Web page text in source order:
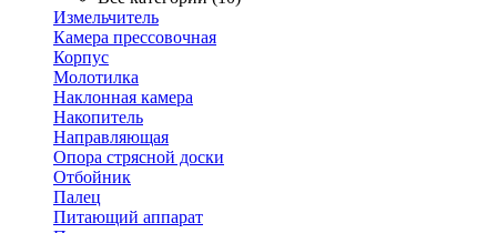
Измельчитель
Камера прессовочная
Корпус
Молотилка
Наклонная камера
Накопитель
Направляющая
Опора стрясной доски
Отбойник
Палец
Питающий аппарат